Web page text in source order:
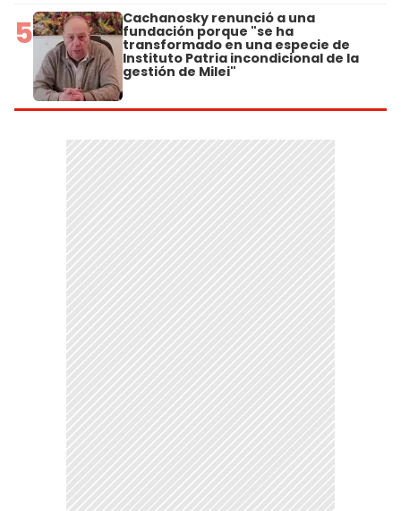
5 Cachanosky renunció a una
fundación porque "se ha
transformado en una especie de
Instituto Patria incondicional de la
gestión de Milei"